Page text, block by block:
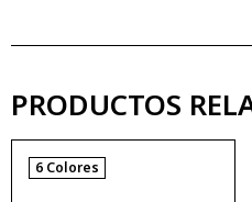
PRODUCTOS
6 Colores